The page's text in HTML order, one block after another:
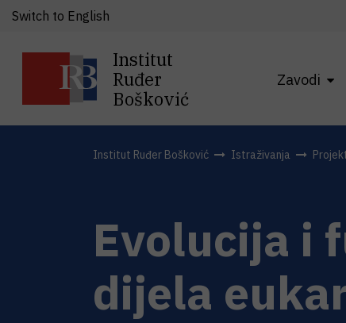
Institut
Ruđer
Bošković
Zavodi
Switch to English
Institut Ruđer Bošković Istraživanja
Evolucija i
dijela